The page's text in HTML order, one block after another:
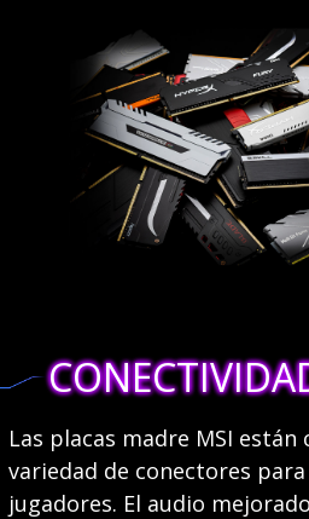
Las placas madre MSI
variedad de conectores
jugadores. El audio